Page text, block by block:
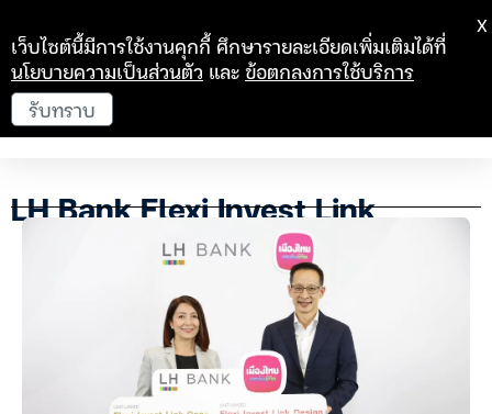
LH Bank Flexi Invest Link
เว็บไซต์นี้มีการใช้งานคุกกี้ ศึกษารายละเอียดเพิ่มเติมได้ที่
นโยบายความเป็นส่วนตัว และข้อตกลงการใช้บริการ
รับทราบ
X